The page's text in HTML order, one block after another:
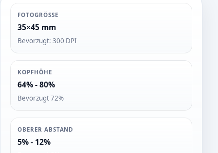
FOTOGRÖSSE
35×45 mm
Bevorzugt: 300 DPI
KOPFHÖHE
64% - 80%
Bevorzugt 72%
OBERER ABSTAND
5% - 12%